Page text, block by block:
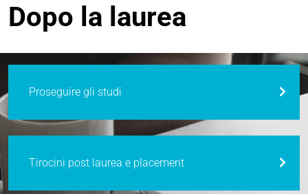
Dopo la laurea
Proseguire gli studi
Tirocini post laurea e placement